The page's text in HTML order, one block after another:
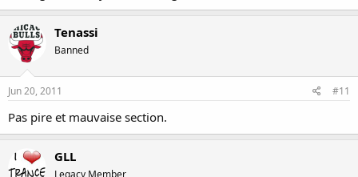
Tenassi
Banned
Jun 20, 2011 #11
Pas pire et mauvaise section.
GLL